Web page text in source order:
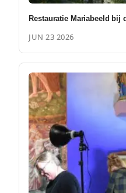
Restauratie Mariabeeld bij
JUN 23 2026